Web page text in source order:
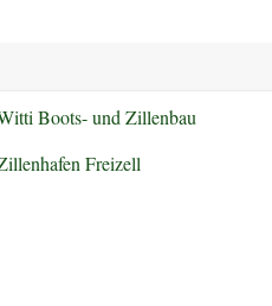
Boots- und Zillenbau
Freizell